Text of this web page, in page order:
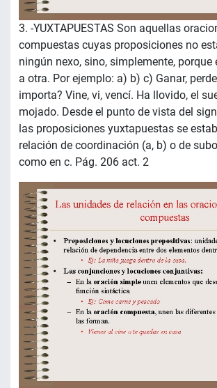
3. -YUXTAPUESTAS Son aquellas
compuestas cuyas proposiciones no
ningún nexo, sino, simplemente,
a otra. Por ejemplo: a) b) c) Ganar,
importa? Vine, vi, vencí. Ha llovido, el
mojado. Desde el punto de vista del
las proposiciones yuxtapuestas se
relación de coordinación (a, b) o de
como en c. Pág. 206 act. 2